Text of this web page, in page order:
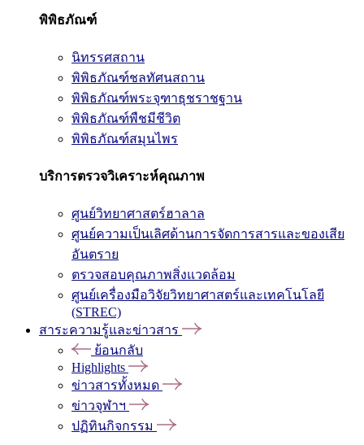
พิพิธภัณฑ์
นิทรรศสถาน
พิพิธภัณฑ์ชลทัศนสถาน
พิพิธภัณฑ์พระจุฑาธุชราชฐาน
พิพิธภัณฑ์พืชมีชีวิต
พิพิธภัณฑ์สมุนไพร
บริการตรวจวิเคราะห์คุณภาพ
ศูนย์วิทยาศาสตร์ฮาลาล
ศูนย์ความเป็นเลิศด้านการจัดการสารและของเสีย
อันตราย
ตรวจสอบคุณภาพสิ่งแวดล้อม
ศูนย์เครื่องมือวิจัยวิทยาศาสตร์และเทคโนโลยี
(STREC)
สาระความรู้และข่าวสาร
ย้อนกลับ
Highlights
ข่าวสารทั้งหมด
ข่าวจุฬาฯ
ปฏิทินกิจกรรม